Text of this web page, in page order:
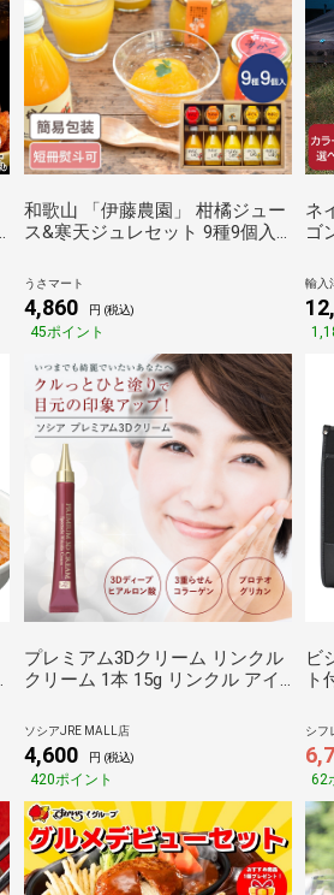
和歌山 「伊藤農園」 柑橘ジュー
ス&寒天ジュレセット 9種9個入
ース セット ギフト
うさマート
4,860 円 (税込)
45ポイント
ネ
ゴ
ゴ
輸入
プレミアム3Dクリーム リンクル
クリーム 1本 15g リンクル アイ
元 目元ケア 顔 しわ たるみ 保湿
乾燥 ピーン 40代 50代 60代
ソシアJRE MALL店
4,600 円 (税込)
420ポイント
ビ
ト
シ
62